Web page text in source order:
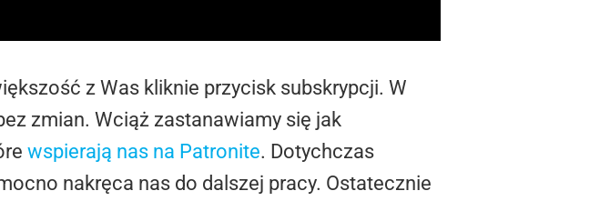
z Was kliknie przycisk subskrypcji. W
zmian. Wciąż zastanawiamy się jak
wspierają nas na Patronite. Dotychczas
nakręca nas do dalszej pracy. Ostatecznie